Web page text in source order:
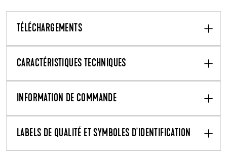
TÉLÉCHARGEMENTS
CARACTÉRISTIQUES TECHNIQUES
INFORMATION DE COMMANDE
LABELS DE QUALITÉ ET SYMBOLES D'IDENTIFICATION